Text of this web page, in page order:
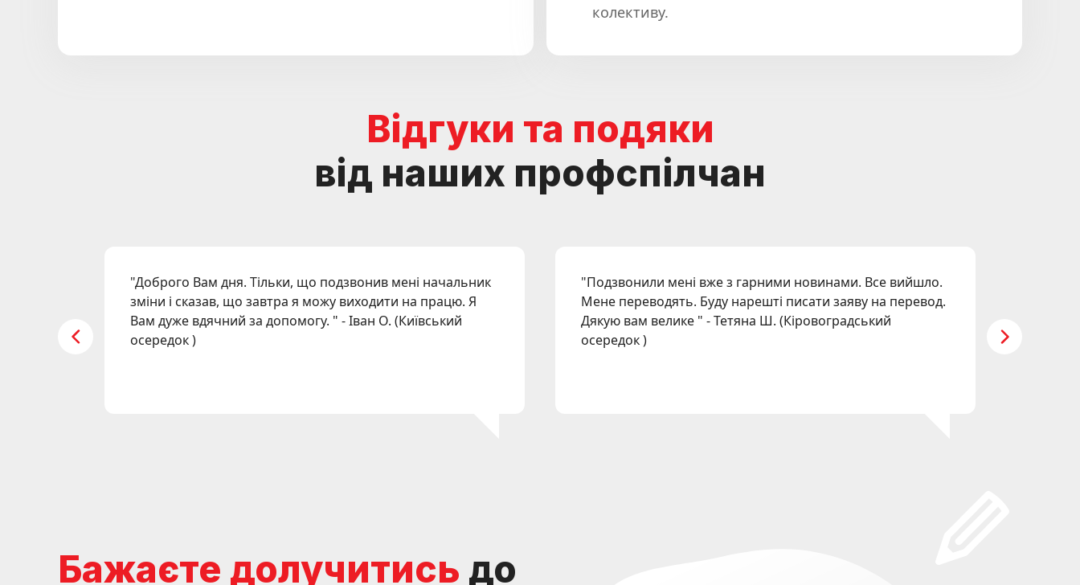
колективу.
Відгуки та подяки
від наших профспілчан
"Доброго Вам дня. Тільки, що подзвонив мені начальник
зміни і сказав, що завтра я можу виходити на працю. Я
Вам дуже вдячний за допомогу. " -Іван О. (Київський
осередок)
"Подзвонили мені вже з гарними новинами. Все вийшло.
Мене переводять. Буду нарешті писати заяву на перевод.
Дякую вам велике" -Тетяна Ш. (Кіровоградський
осередок)
Бажаєте долучитись до